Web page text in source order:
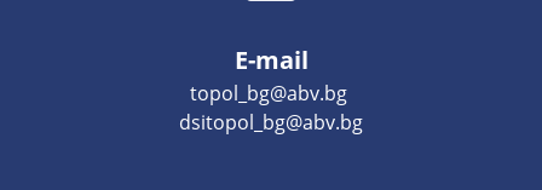
E-mail
topol_bg@abv.bg
dsitopol_bg@abv.bg